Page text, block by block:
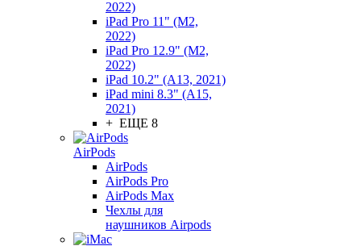
2022)
iPad Pro 11" (M2,
2022)
iPad Pro 12.9" (M2,
2022)
iPad 10.2" (A13, 2021)
iPad mini 8.3" (A15,
2021)
+ ЕЩЕ 8
AirPods
AirPods
AirPods Pro
AirPods Max
Чехлы для
наушников Airpods